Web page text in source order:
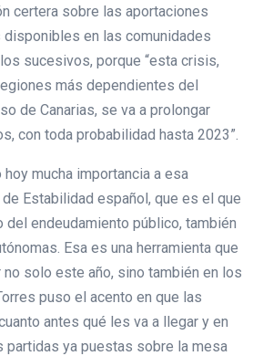
certera sobre las aportaciones
en las comunidades
sucesivos, porque “esta crisis,
más dependientes del
de Canarias, se va a prolongar
con toda probabilidad hasta 2023”.
mucha importancia a esa
Estabilidad español, que es el que
del endeudamiento público, también
Esa es una herramienta que
no solo este año, sino también en los
puso el acento en que las
antes qué les va a llegar y en
partidas ya puestas sobre la mesa